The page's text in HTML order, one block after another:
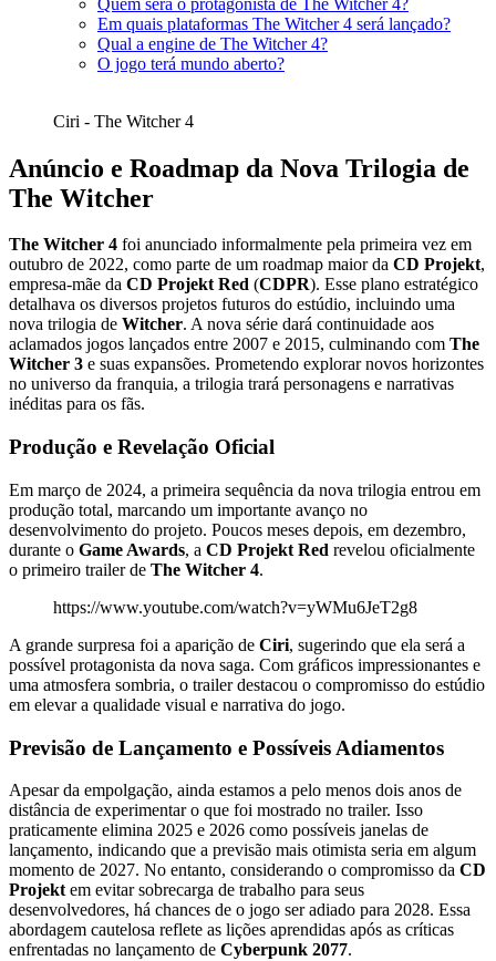
Em quais plataformas The Witcher 4 será lançado?
Qual a engine de The Witcher 4?
O jogo terá mundo aberto?
Ciri - The Witcher 4
Anúncio e Roadmap da Nova Trilogia de
The Witcher
The Witcher 4 foi anunciado informalmente pela primeira vez em
outubro de 2022, como parte de um roadmap maior da CD Projekt,
empresa-mãe da CD Projekt Red (CDPR). Esse plano estratégico
detalhava os diversos projetos futuros do estúdio, incluindo uma
nova trilogia de Witcher. A nova série dará continuidade aos
aclamados jogos lançados entre 2007 e 2015, culminando com The
Witcher 3 e suas expansões. Prometendo explorar novos horizontes
no universo da franquia, a trilogia trará personagens e narrativas
inéditas para os fãs.
Produção e Revelação Oficial
Em março de 2024, a primeira sequência da nova trilogia entrou em
produção total, marcando um importante avanço no
desenvolvimento do projeto. Poucos meses depois, em dezembro,
durante o Game Awards, a CD Projekt Red revelou oficialmente
o primeiro trailer de The Witcher 4.
https://www.youtube.com/watch?v=yWMu6JeT2g8
A grande surpresa foi a aparição de Ciri, sugerindo que ela será a
possível protagonista da nova saga. Com gráficos impressionantes e
uma atmosfera sombria, o trailer destacou o compromisso do estúdio
em elevar a qualidade visual e narrativa do jogo.
Previsão de Lançamento e Possíveis Adiamentos
Apesar da empolgação, ainda estamos a pelo menos dois anos de
distância de experimentar o que foi mostrado no trailer. Isso
praticamente elimina 2025 e 2026 como possíveis janelas de
lançamento, indicando que a previsão mais otimista seria em algum
momento de 2027. No entanto, considerando o compromisso da CD
Projekt em evitar sobrecarga de trabalho para seus
desenvolvedores, há chances de o jogo ser adiado para 2028. Essa
abordagem cautelosa reflete as lições aprendidas após as críticas
enfrentadas no lançamento de Cyberpunk 2077.